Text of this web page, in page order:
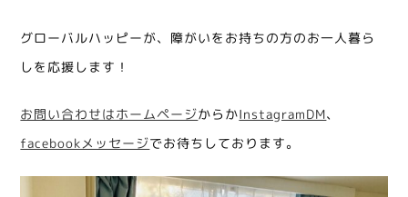
グローバルハッピーが、障がいをお持ちの方のお一人暮ら
しを応援します！
お問い合わせはホームページからかInstagramDM、
facebookメッセージでお待ちしております。